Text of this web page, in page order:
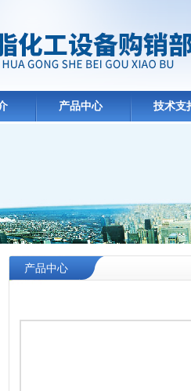
产品中心 技术支
产品中心